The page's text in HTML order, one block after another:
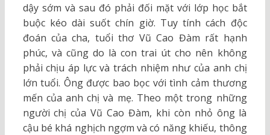
dậy sớm và sau đó phải đối mặt với lớp học bắt
buộc kéo dài suốt chín giờ. Tuy tính cách độc
đoán của cha, tuổi thơ Vũ Cao Đàm rất hạnh
phúc, và cũng do là con trai út cho nên không
phải chịu áp lực và trách nhiệm như của anh chị
lớn tuổi. Ông được bao bọc với tình cảm thương
mến của anh chị và mẹ. Theo một trong những
người chị của Vũ Cao Đàm, khi còn nhỏ ông là
cậu bé khá nghịch ngợm và có năng khiếu, thông